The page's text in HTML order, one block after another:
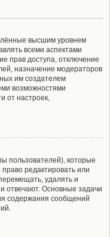
высшим уровнем
всеми аспектами
прав доступа, отключение
назначение модераторов
им создателем
возможностями
от настроек,
пользователей), которые
редактировать или
удалять и
отвечают. Основные задачи
содержания сообщений